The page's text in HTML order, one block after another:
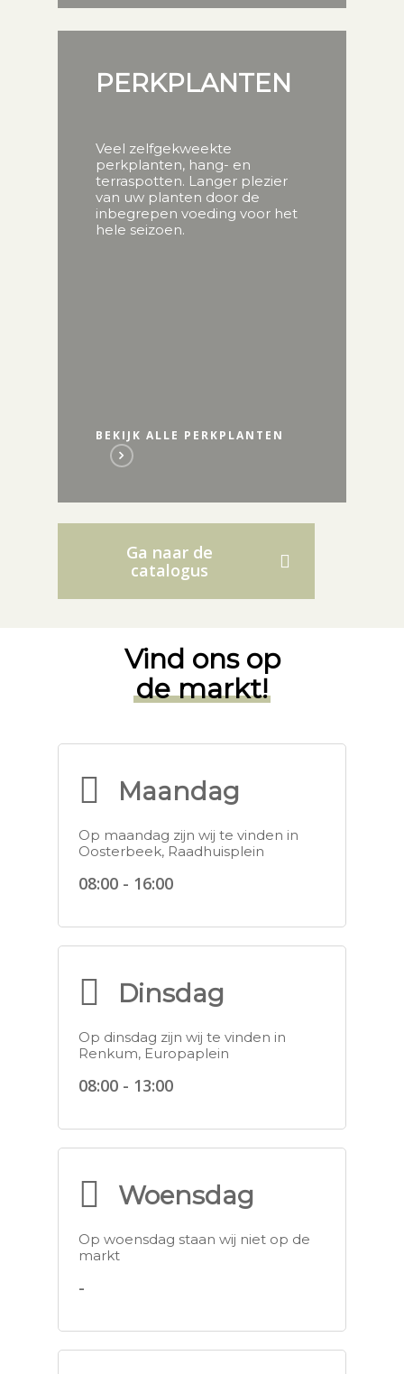
PERKPLANTEN
Veel zelfgekweekte
perkplanten, hang- en
terraspotten. Langer plezier
van uw planten door de
inbegrepen voeding voor het
hele seizoen.
BEKIJK ALLE PERKPLANTEN
Ga naar de
catalogus
Vind ons op
de markt!
Maandag
Op maandag zijn wij te vinden in
Oosterbeek, Raadhuisplein
08:00 - 16:00
Dinsdag
Op dinsdag zijn wij te vinden in
Renkum, Europaplein
08:00 - 13:00
Woensdag
Op woensdag staan wij niet op de
markt
-